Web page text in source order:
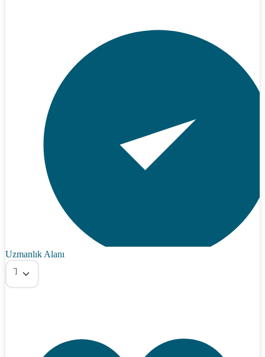
Uzmanlık Alanı
Tümü